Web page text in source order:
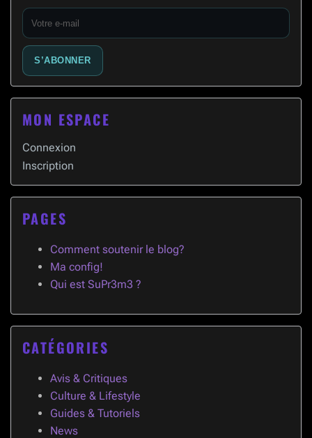
E-
mail
S’ABONNER
MON ESPACE
Connexion
Inscription
PAGES
Comment soutenir le blog?
Ma config!
Qui est SuPr3m3 ?
CATÉGORIES
Avis & Critiques
Culture & Lifestyle
Guides & Tutoriels
News